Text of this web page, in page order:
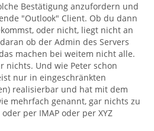
Bestätigung anzufordern und
"Outlook" Client. Ob du dann
oder nicht, liegt nicht an
ob der Admin des Servers
machen bei weitem nicht alle.
nichts. Und wie Peter schon
nur in eingeschränkten
realisierbar und hat mit dem
mehrfach genannt, gar nichts zu
per IMAP oder per XYZ